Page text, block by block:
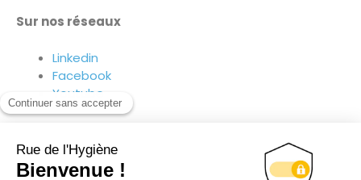
Sur nos réseaux
Linkedin
Facebook
Youtube